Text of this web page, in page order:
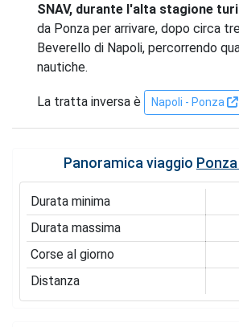
SNAV, durante l'alta stagione
da Ponza per arrivare, dopo circa
Beverello di Napoli, percorrendo
nautiche.
La tratta inversa è Napoli - Ponza
Panoramica viaggio
Durata minima
Durata massima
Corse al giorno
Distanza